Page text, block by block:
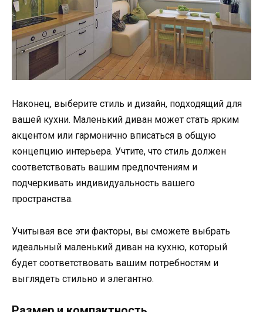
Наконец, выберите стиль и дизайн, подходящий для
вашей кухни. Маленький диван может стать ярким
акцентом или гармонично вписаться в общую
концепцию интерьера. Учтите, что стиль должен
соответствовать вашим предпочтениям и
подчеркивать индивидуальность вашего
пространства.
Учитывая все эти факторы, вы сможете выбрать
идеальный маленький диван на кухню, который
будет соответствовать вашим потребностям и
выглядеть стильно и элегантно.